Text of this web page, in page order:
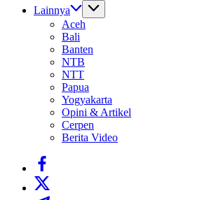
Lainnya
Aceh
Bali
Banten
NTB
NTT
Papua
Yogyakarta
Opini & Artikel
Cerpen
Berita Video
https://www.facebook.com/
https://twitter.com/